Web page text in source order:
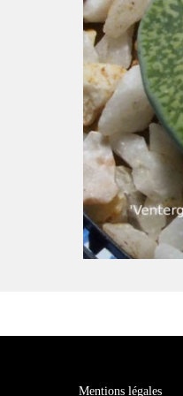
Mentions légales